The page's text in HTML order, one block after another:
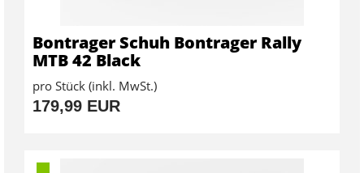
Bontrager Schuh Bontrager Rally
MTB 42 Black
pro Stück (inkl. MwSt.)
179,99 EUR